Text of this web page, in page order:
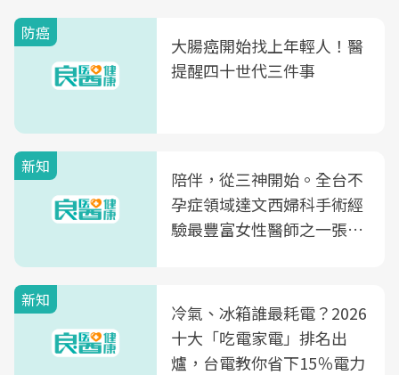
防癌
大腸癌開始找上年輕人！醫
提醒四十世代三件事
新知
陪伴，從三神開始。全台不
孕症領域達文西婦科手術經
驗最豐富女性醫師之一張永
光田醫院建構360度女性健
康照護生態圈
新知
冷氣、冰箱誰最耗電？2026
十大「吃電家電」排名出
爐，台電教你省下15％電力